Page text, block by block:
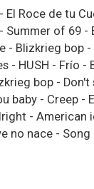
El Roce de tu
Summer of 69 -
- Blizkrieg bop
- HUSH - Frío
bop -
baby - Creep -
- American
no nace -